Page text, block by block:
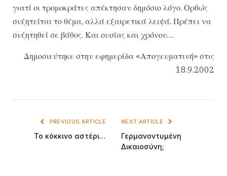
γιατί οι τρομοκράτες απέκτησαν δημόσιο λόγο. Ορθώς
συζητείται το θέμα, αλλά εξαιρετικά λειψά. Πρέπει να
συζητηθεί σε βάθος. Και ουσίας και χρόνου…
Δημοσιεύτηκε στην εφημερίδα «Απογευματινή» στις
18.9.2002
PREVIOUS ARTICLE
Το κόκκινο αστέρι…
NEXT ARTICLE
Γερμανοντυμένη
Δικαιοσύνη;